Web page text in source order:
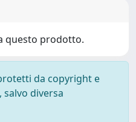
questo prodotto.
da copyright e
diversa